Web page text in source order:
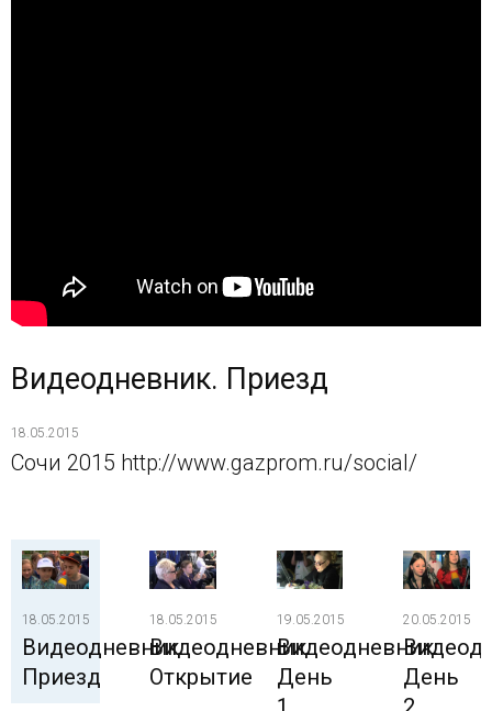
Видеодневник. Приезд
18.05.2015
Сочи 2015 http://www.gazprom.ru/social/
18.05.2015
Видеодневник.
Приезд
18.05.2015
Видеодневник.
Открытие
19.05.2015
Видеодневник.
День
20.05.2015
День